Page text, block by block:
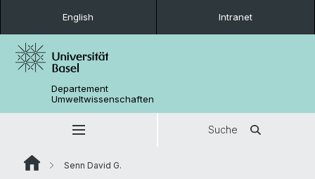
English Intranet
Departement
Umweltwissenschaften
Suche
Senn David G.